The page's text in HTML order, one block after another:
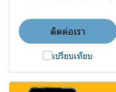
ติดต่อเรา
เปรียบเทียบ